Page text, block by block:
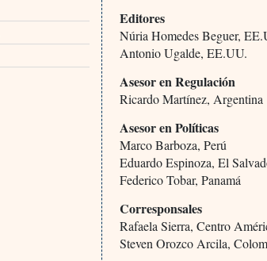
Editores
Núria Homedes Beguer,
Antonio Ugalde, EE.UU.
Asesor en Regulación
Ricardo Martínez, Argentina
Asesor en Políticas
Marco Barboza, Perú
Eduardo Espinoza, El
Federico Tobar, Panamá
Corresponsales
Rafaela Sierra, Centro
Steven Orozco Arcila,